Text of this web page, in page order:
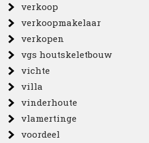
verkoop
verkoopmakelaar
verkopen
vgs houtskeletbouw
vichte
villa
vinderhoute
vlamertinge
voordeel